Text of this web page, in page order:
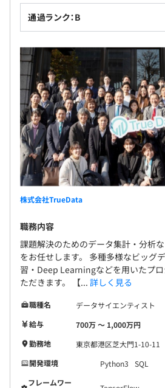
通過ランク：B
株式会社TrueData
職務内容
課題解決のためのデータ集計・分析
をお任せします。 多種多様なビッグ
習・Deep Learningなどを用いたプ
ただきます。 【... 詳しく見る
職種名
データサイエンティスト
給与
700万 〜 1,000万円
勤務地
東京都港区芝大門1-10-11
開発環境
Python3
SQL
フレームワー